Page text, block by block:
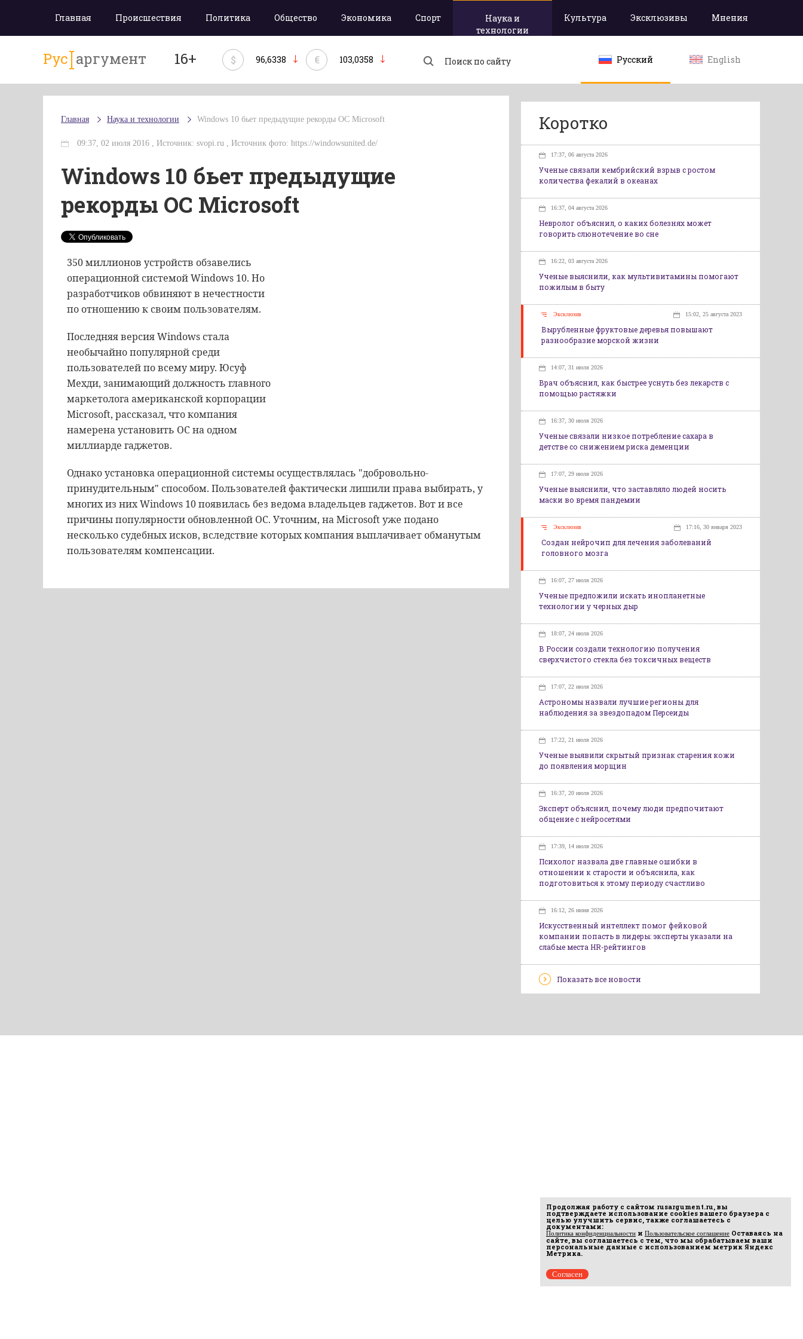
Главная Происшествия Политика Общество Экономика Спорт
Наука и
технологии
Культура Эксклюзивы Мнения
Рус аргумент 16+ $ 96,6338 € 103,0358 Русский English
Главная Наука и технологии Windows 10 бьет предыдущие рекорды ОС Microsoft
09:37, 02 июля 2016 , Источник: svopi.ru , Источник фото: https://windowsunited.de/
Windows 10 бьет предыдущие
рекорды ОС Microsoft
350 миллионов устройств обзавелись
операционной системой Windows 10. Но
разработчиков обвиняют в нечестности
по отношению к своим пользователям.
Последняя версия Windows стала
необычайно популярной среди
пользователей по всему миру. Юсуф
Мехди, занимающий должность главного
маркетолога американской корпорации
Microsoft, рассказал, что компания
намерена установить ОС на одном
миллиарде гаджетов.
Однако установка операционной системы осуществлялась "добровольно-
принудительным" способом. Пользователей фактически лишили права выбирать, у
многих из них Windows 10 появилась без ведома владельцев гаджетов. Вот и все
причины популярности обновленной ОС. Уточним, на Microsoft уже подано
несколько судебных исков, вследствие которых компания выплачивает обманутым
пользователям компенсации.
Коротко
17:37, 06 августа 2026
Ученые связали кембрийский взрыв с ростом
количества фекалий в океанах
16:37, 04 августа 2026
Невролог объяснил, о каких болезнях может
говорить слюнотечение во сне
16:22, 03 августа 2026
Ученые выяснили, как мультивитамины помогают
пожилым в быту
Эксклюзив 15:02, 25 августа 2023
Вырубленные фруктовые деревья повышают
разнообразие морской жизни
14:07, 31 июля 2026
Врач объяснил, как быстрее уснуть без лекарств с
помощью растяжки
16:37, 30 июля 2026
Ученые связали низкое потребление сахара в
детстве со снижением риска деменции
17:07, 29 июля 2026
Ученые выяснили, что заставляло людей носить
маски во время пандемии
Эксклюзив 17:16, 30 января 2023
Создан нейрочип для лечения заболеваний
головного мозга
16:07, 27 июля 2026
Ученые предложили искать инопланетные
технологии у черных дыр
18:07, 24 июля 2026
В России создали технологию получения
сверхчистого стекла без токсичных веществ
17:07, 22 июля 2026
Астрономы назвали лучшие регионы для
наблюдения за звездопадом Персеиды
17:22, 21 июля 2026
Ученые выявили скрытый признак старения кожи
до появления морщин
16:37, 20 июля 2026
Эксперт объяснил, почему люди предпочитают
общение с нейросетями
17:39, 14 июля 2026
Психолог назвала две главные ошибки в
отношении к старости и объяснила, как
подготовиться к этому периоду счастливо
16:12, 26 июня 2026
Искусственный интеллект помог фейковой
компании попасть в лидеры: эксперты указали на
слабые места HR-рейтингов
Показать все новости
Продолжая работу с сайтом rusargument.ru, вы
подтверждаете использование cookies вашего браузера с
целью улучшить сервис, также соглашаетесь с
документами:
Политика конфиденциальности и Пользовательское соглашение Оставаясь на
сайте, вы соглашаетесь с тем, что мы обрабатываем ваши
персональные данные с использованием метрик Яндекс
Метрика.
Согласен